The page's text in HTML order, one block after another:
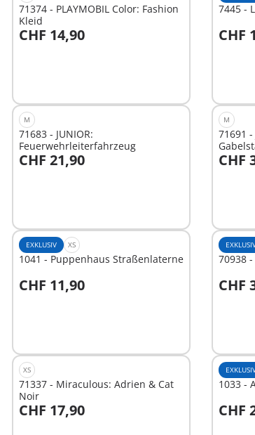
71374 - PLAYMOBIL Color: Fashion
Kleid
CHF 14,90
In den Warenkorb
7445 -
CHF
In
M
71683 - JUNIOR:
Feuerwehrleiterfahrzeug
CHF 21,90
In den Warenkorb
M
71691
CHF
In
EXKLUSIV XS
1041 - Puppenhaus Straßenlaterne
CHF 11,90
In den Warenkorb
70938
CHF
In
XS
71337 - Miraculous: Adrien & Cat
Noir
CHF 17,90
In den Warenkorb
1033 -
CHF
In